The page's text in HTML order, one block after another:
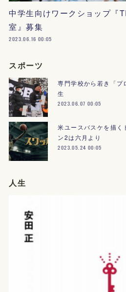
中学生向けワークショップ『
室』募集
2023.06.16 00:05
スポーツ
専門学校から若き「プ
生
2023.06.07 00:05
米ユースバスケを描く
ン2は六月より
2023.05.24 00:05
人生